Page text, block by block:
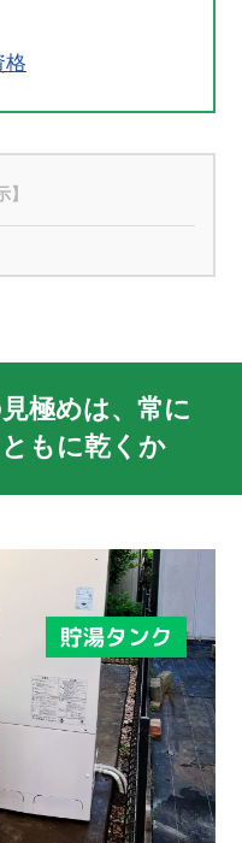
格
極めは、常に
もに乾くか